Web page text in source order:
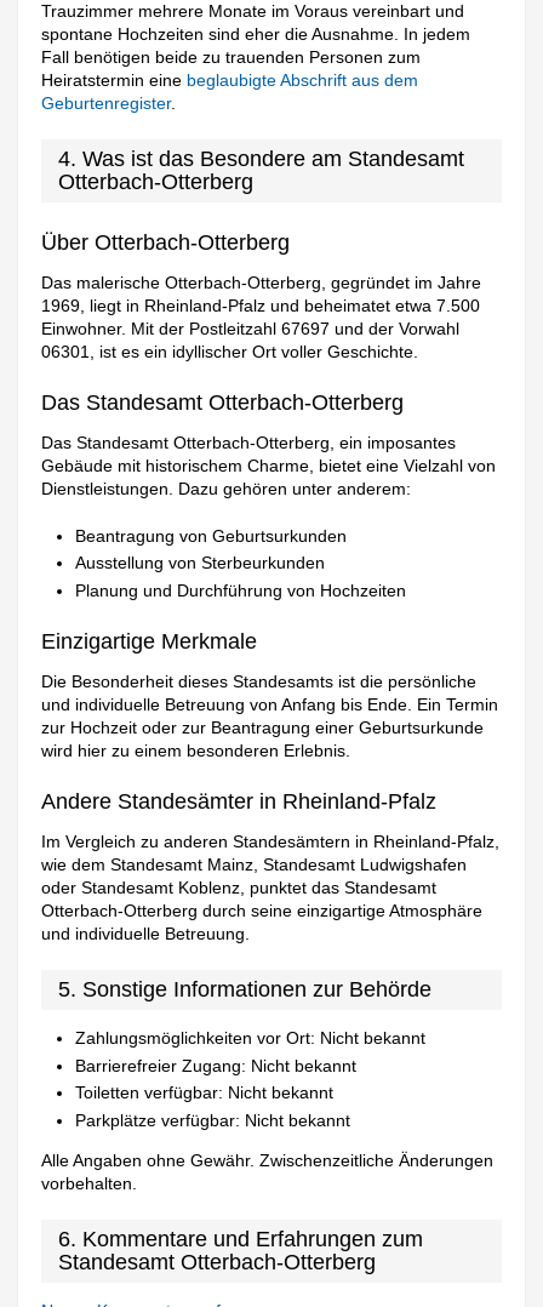
Trauzimmer mehrere Monate im Voraus vereinbart und
spontane Hochzeiten sind eher die Ausnahme. In jedem
Fall benötigen beide zu trauenden Personen zum
Heiratstermin eine beglaubigte Abschrift aus dem
Geburtenregister.
4. Was ist das Besondere am Standesamt
Otterbach-Otterberg
Über Otterbach-Otterberg
Das malerische Otterbach-Otterberg, gegründet im Jahre
1969, liegt in Rheinland-Pfalz und beheimatet etwa 7.500
Einwohner. Mit der Postleitzahl 67697 und der Vorwahl
06301, ist es ein idyllischer Ort voller Geschichte.
Das Standesamt Otterbach-Otterberg
Das Standesamt Otterbach-Otterberg, ein imposantes
Gebäude mit historischem Charme, bietet eine Vielzahl von
Dienstleistungen. Dazu gehören unter anderem:
Beantragung von Geburtsurkunden
Ausstellung von Sterbeurkunden
Planung und Durchführung von Hochzeiten
Einzigartige Merkmale
Die Besonderheit dieses Standesamts ist die persönliche
und individuelle Betreuung von Anfang bis Ende. Ein Termin
zur Hochzeit oder zur Beantragung einer Geburtsurkunde
wird hier zu einem besonderen Erlebnis.
Andere Standesämter in Rheinland-Pfalz
Im Vergleich zu anderen Standesämtern in Rheinland-Pfalz,
wie dem Standesamt Mainz, Standesamt Ludwigshafen
oder Standesamt Koblenz, punktet das Standesamt
Otterbach-Otterberg durch seine einzigartige Atmosphäre
und individuelle Betreuung.
5. Sonstige Informationen zur Behörde
Zahlungsmöglichkeiten vor Ort: Nicht bekannt
Barrierefreier Zugang: Nicht bekannt
Toiletten verfügbar: Nicht bekannt
Parkplätze verfügbar: Nicht bekannt
Alle Angaben ohne Gewähr. Zwischenzeitliche Änderungen
vorbehalten.
6. Kommentare und Erfahrungen zum
Standesamt Otterbach-Otterberg